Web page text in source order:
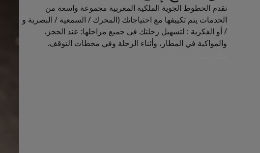
تقدم الخطوط الجوية الملكية المغربية مجموعة واسعة من
الخدمات يتم تكييفها مع احتياجاتك (المحرك / السمعية / البصرية و
/ أو الفكرية : لتسهيل رحلتك في جميع مراحلها: عند الحجز،
والمواكبة في المطار، وأثناء الرحلة وفي محطات التوقف.